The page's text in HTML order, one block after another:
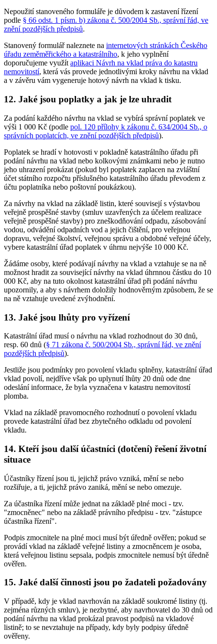
Nepoužití stanoveného formuláře je důvodem k zastavení řízení
podle § 66 odst. 1 písm. b) zákona č. 500/2004 Sb., správní řád, ve
znění pozdějších předpisů.
Stanovený formulář naleznete na internetových stránkách Českého
úřadu zeměměřického a katastrálního, k jeho vyplnění
doporučujeme využít aplikaci Návrh na vklad práva do katastru
nemovitostí, která vás provede jednotlivými kroky návrhu na vklad
a v závěru vám vygeneruje hotový návrh na vklad k tisku.
12. Jaké jsou poplatky a jak je lze uhradit
Za podání každého návrhu na vklad se vybírá správní poplatek ve
výši 1 000 Kč (podle pol. 120 přílohy k zákonu č. 634/2004 Sb., o
správních poplatcích, ve znění pozdějších předpisů).
Poplatek se hradí v hotovosti v pokladně katastrálního úřadu při
podání návrhu na vklad nebo kolkovými známkami nebo je nutno
jeho uhrazení prokázat (pokud byl poplatek zaplacen na zvláštní
účet státního rozpočtu příslušného katastrálního úřadu převodem z
účtu poplatníka nebo poštovní poukázkou).
Za návrhy na vklad na základě listin, které souvisejí s výstavbou
veřejně prospěšné stavby (smluv uzavřených za účelem realizace
veřejně prospěšné stavby) pro zneškodňování odpadu, zásobování
vodou, odvádění odpadních vod a jejich čištění, pro veřejnou
dopravu, veřejné školství, veřejnou správu a obdobné veřejné účely,
vybere katastrální úřad poplatek v úhrnu nejvýše 10 000 Kč.
Žádáme osoby, které podávají návrhy na vklad a vztahuje se na ně
možnost hradit za související návrhy na vklad úhrnnou částku do 10
000 Kč, aby na tuto okolnost katastrální úřad při podání návrhu
upozornily, a aby s návrhem doložily hodnověrným způsobem, že se
na ně vztahuje uvedené zvýhodnění.
13. Jaké jsou lhůty pro vyřízení
Katastrální úřad musí o návrhu na vklad rozhodnout do 30 dnů,
resp. 60 dnů (§ 71 zákona č. 500/2004 Sb., správní řád, ve znění
pozdějších předpisů).
Jestliže jsou podmínky pro povolení vkladu splněny, katastrální úřad
vklad povolí, nejdříve však po uplynutí lhůty 20 dnů ode dne
odeslání informace, že byla vyznačena v katastru nemovitostí
plomba.
Vklad na základě pravomocného rozhodnutí o povolení vkladu
provede katastrální úřad bez zbytečného odkladu od povolení
vkladu.
14. Kteří jsou další účastníci (dotčení) řešení životní
situace
Účastníky řízení jsou ti, jejichž právo vzniká, mění se nebo
rozšiřuje, a ti, jejichž právo zaniká, mění se nebo omezuje.
Za účastníka řízení může jednat na základě plné moci - tzv.
"zmocněnec" nebo na základě právního předpisu - tzv. "zástupce
účastníka řízení".
Podpis zmocnitele na plné moci musí být úředně ověřen; pokud se
provádí vklad na základě veřejné listiny a zmocněncem je osoba,
která veřejnou listinu sepsala, podpis zmocnitele nemusí být úředně
ověřen.
15. Jaké další činnosti jsou po žadateli požadovány
V případě, kdy je vklad navrhován na základě soukromé listiny (tj.
zejména různých smluv), je nezbytné, aby navrhovatel do 30 dnů od
podání návrhu na vklad prokázal pravost podpisů na vkladové
listině; to se nevztahuje na případy, kdy byly podpisy úředně
ověřeny.